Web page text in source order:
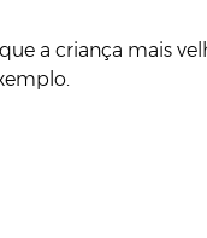
a criança mais